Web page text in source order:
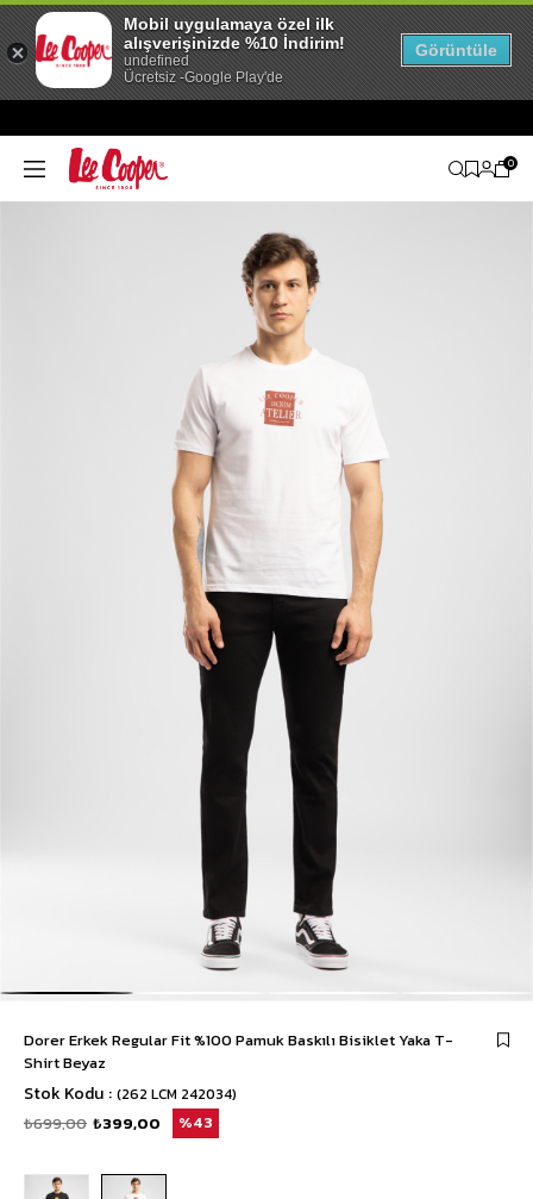
0
Dorer Erkek Regular Fit %100 Pamuk Baskılı Bisiklet Yaka T-
Shirt Beyaz
Stok Kodu (262 LCM 242034)
₺699,00 ₺399,00 43
Mobil uygulamaya özel ilk
alışverişinizde %10 İndirim!
undefined
Ücretsiz -Google Play'de
Görüntüle